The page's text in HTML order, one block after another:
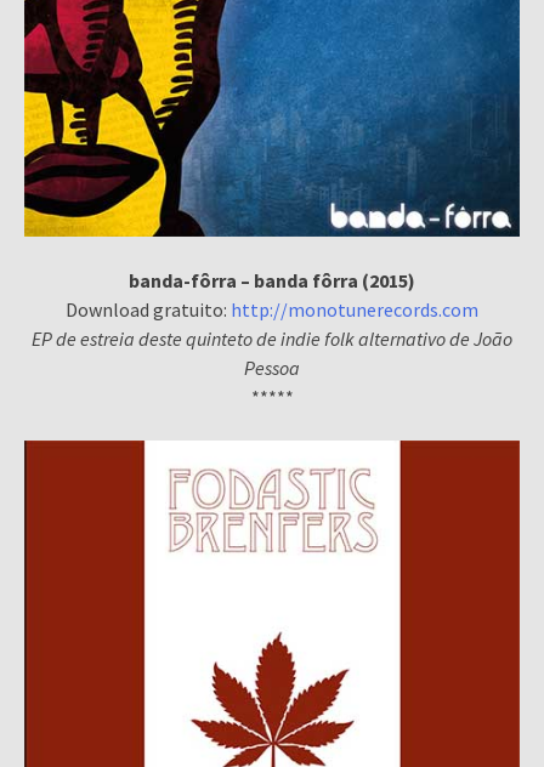
banda-fôrra – banda fôrra (2015)
Download gratuito: http://monotunerecords.com
EP de estreia deste quinteto de indie folk alternativo de João
Pessoa
*****